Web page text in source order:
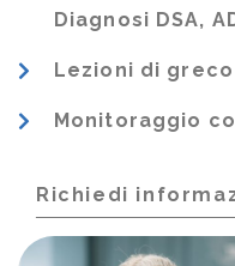
Diagnosi DSA,
Lezioni di greco
Monitoraggio
Richiedi